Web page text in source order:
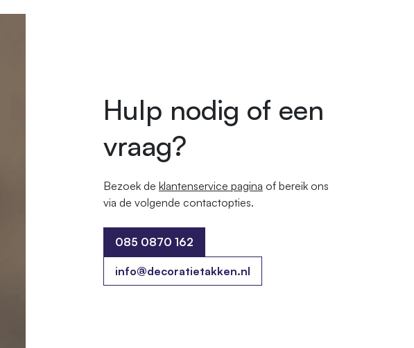
Hulp nodig of een
vraag?
Bezoek de klantenservice pagina of bereik ons ​​
via de volgende contactopties.
085 0870 162
085 0870 162
info@decoratietakken.nl